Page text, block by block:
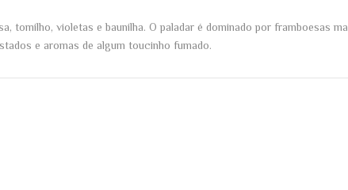
tomilho, violetas e baunilha. O paladar é dominado por framboesas
e aromas de algum toucinho fumado.